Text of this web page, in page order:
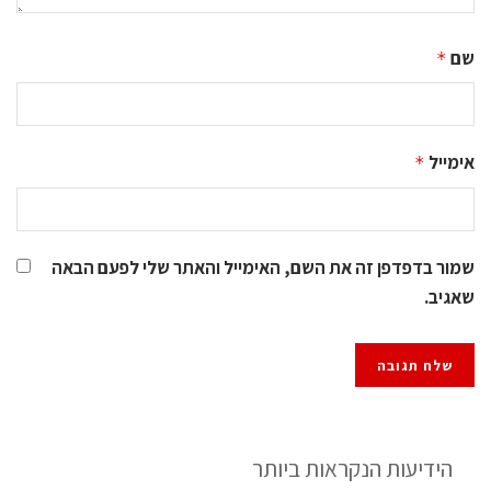
שם *
אימייל *
שמור בדפדפן זה את השם, האימייל והאתר שלי לפעם הבאה
שאגיב.
הידיעות הנקראות ביותר